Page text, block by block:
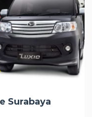
Surabaya